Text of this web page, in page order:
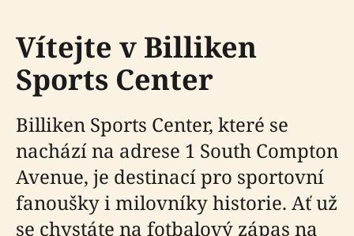
Vítejte v Billiken
Sports Center
Billiken Sports Center, které se
nachází na adrese 1 South Compton
Avenue, je destinací pro sportovní
fanoušky i milovníky historie. Ať už
se chystáte na fotbalový zápas na